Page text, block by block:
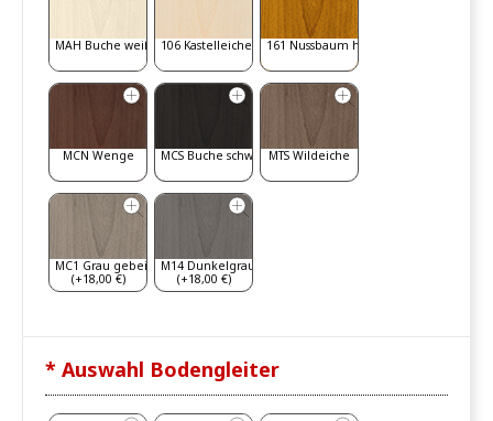
MAH Buche weiß gebeizt106 Kastelleiche 161 Nussbaum hell
MCN Wenge MCS Buche schwarzMTS Wildeiche
MC1 Grau gebeizt
(+18,00 €)
M14 Dunkelgrau
(+18,00 €)
* Auswahl Bodengleiter